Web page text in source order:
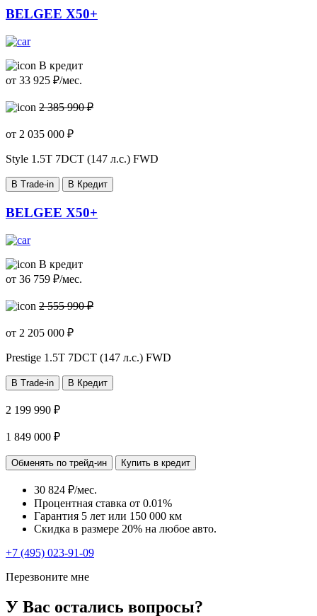
BELGEE X50+
В кредит
от 33 925 ₽/мес.
2 385 990 ₽
от 2 035 000 ₽
Style 1.5T 7DCT (147 л.с.) FWD
В Trade-in В Кредит
BELGEE X50+
В кредит
от 36 759 ₽/мес.
2 555 990 ₽
от 2 205 000 ₽
Prestige 1.5T 7DCT (147 л.с.) FWD
В Trade-in В Кредит
2 199 990 ₽
1 849 000 ₽
Обменять по трейд-ин Купить в кредит
30 824 ₽/мес.
Процентная ставка от 0.01%
Гарантия 5 лет или 150 000 км
Скидка в размере 20% на любое авто.
+7 (495) 023-91-09
Перезвоните мне
У Вас остались вопросы?